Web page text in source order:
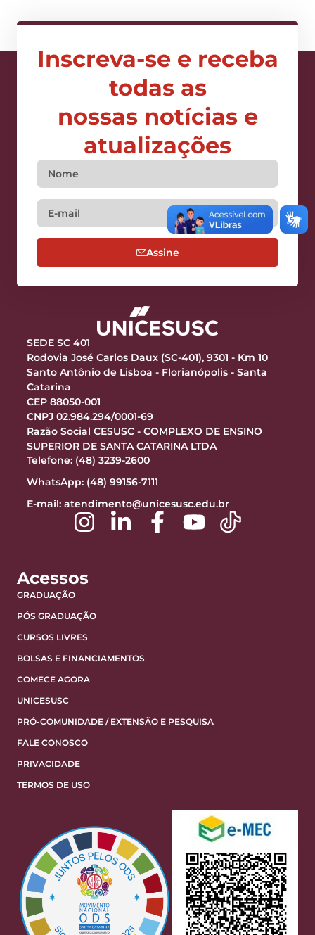
Inscreva-se e receba
todas as
nossas notícias e
atualizações
Assine
SEDE SC 401
Rodovia José Carlos Daux (SC-401), 9301 - Km 10
Santo Antônio de Lisboa - Florianópolis - Santa
Catarina
CEP 88050-001
CNPJ 02.984.294/0001-69
Razão Social CESUSC - COMPLEXO DE ENSINO
SUPERIOR DE SANTA CATARINA LTDA
Telefone: (48) 3239-2600
WhatsApp: (48) 99156-7111
E-mail: atendimento@unicesusc.edu.br
Acessos
GRADUAÇÃO
PÓS GRADUAÇÃO
CURSOS LIVRES
BOLSAS E FINANCIAMENTOS
COMECE AGORA
UNICESUSC
PRÓ-COMUNIDADE / EXTENSÃO E PESQUISA
FALE CONOSCO
PRIVACIDADE
TERMOS DE USO